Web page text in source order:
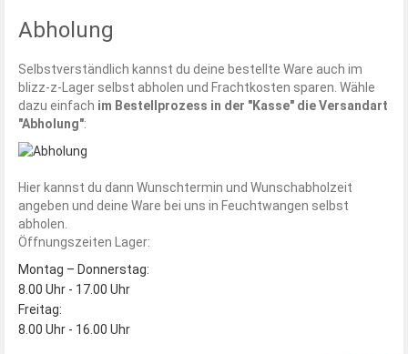
Abholung
Selbstverständlich kannst du deine bestellte Ware auch im
blizz-z-Lager selbst abholen und Frachtkosten sparen. Wähle
dazu einfach im Bestellprozess in der "Kasse" die Versandart
"Abholung":
Hier kannst du dann Wunschtermin und Wunschabholzeit
angeben und deine Ware bei uns in Feuchtwangen selbst
abholen.
Öffnungszeiten Lager:
Montag – Donnerstag:
8.00 Uhr ‐ 17.00 Uhr
Freitag:
8.00 Uhr ‐ 16.00 Uhr